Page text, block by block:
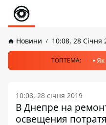
Новини 10:08, 28 Січня
ТОПТЕМА:
10:08, 28 січня 2019
В Днепре на
освещения